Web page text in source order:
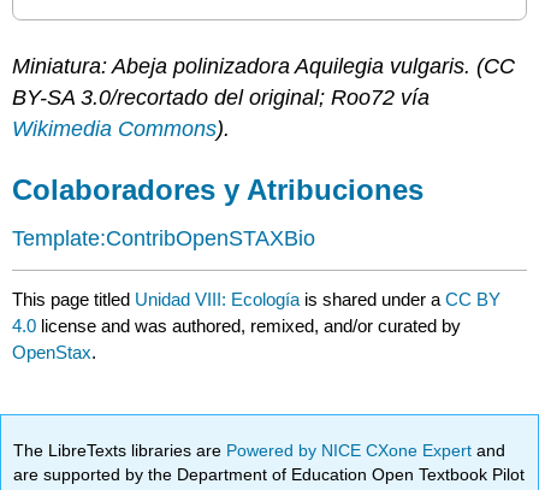
Miniatura: Abeja polinizadora Aquilegia vulgaris. (CC
BY-SA 3.0/recortado del original; Roo72 vía
Wikimedia Commons).
Colaboradores y Atribuciones
Template:ContribOpenSTAXBio
This page titled Unidad VIII: Ecología is shared under aCC BY
4.0 license and was authored, remixed, and/or curated by
OpenStax.
The LibreTexts libraries are Powered by NICE CXone Expertand
are supported by the Department of Education Open Textbook Pilot